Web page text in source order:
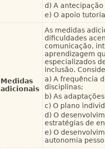
d) A
e) O apoio
Medidas
adicionais
As medidas
dificuldades
comunicação,
aprendizagem
especializados
inclusão.
a) A frequência
disciplinas;
b) As
c) O plano
d) O
estratégias de
e) O
autonomia